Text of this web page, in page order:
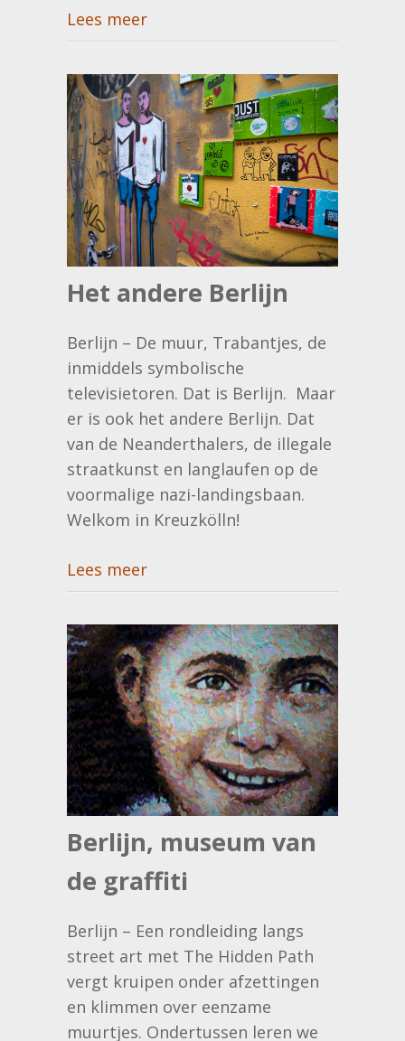
Lees meer
Het andere Berlijn
Berlijn – De muur, Trabantjes, de
inmiddels symbolische
televisietoren. Dat is Berlijn. Maar
er is ook het andere Berlijn. Dat
van de Neanderthalers, de illegale
straatkunst en langlaufen op de
voormalige nazi-landingsbaan.
Welkom in Kreuzkölln!
Lees meer
Berlijn, museum van
de graffiti
Berlijn – Een rondleiding langs
street art met The Hidden Path
vergt kruipen onder afzettingen
en klimmen over eenzame
muurtjes. Ondertussen leren we